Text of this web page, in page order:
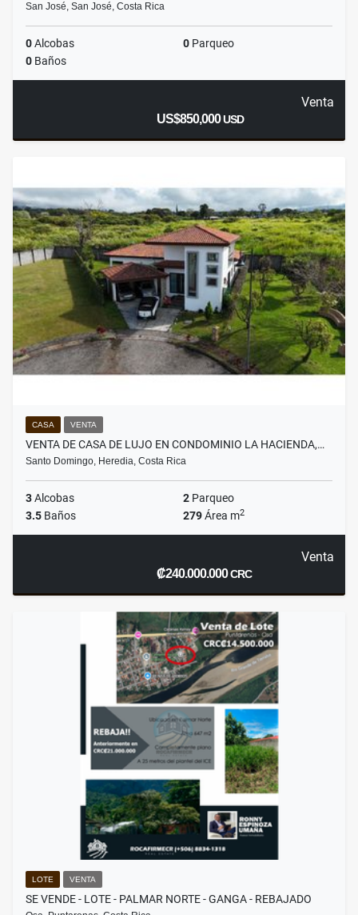
San José, San José, Costa Rica
0Alcobas 0 Parqueo
0 Baños
Venta
US$850,000USD
CASA VENTA
VENTA DE CASA DE LUJO EN CONDOMINIO LA HACIENDA,…
Santo Domingo, Heredia, Costa Rica
3Alcobas 2 Parqueo
3.5 Baños 279Área m2
Venta
₡240.000.000CRC
LOTE VENTA
SE VENDE - LOTE - PALMAR NORTE - GANGA - REBAJADO